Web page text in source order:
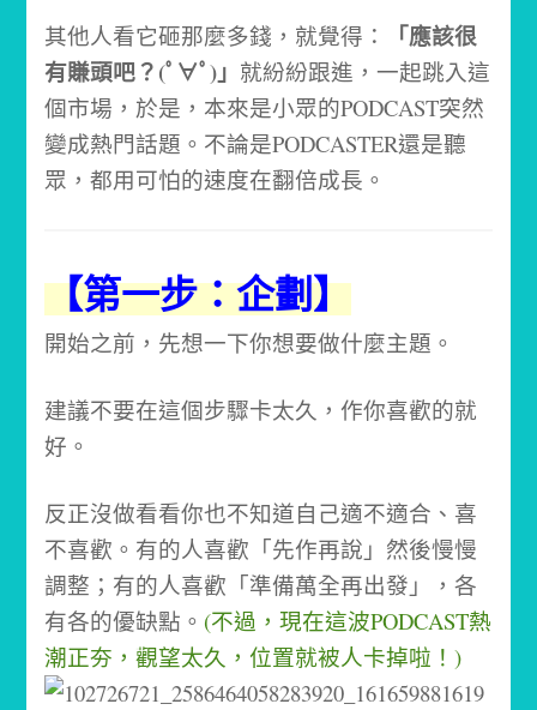
其他人看它砸那麼多錢，就覺得：
「應該很
有賺頭吧？(ﾟ∀ﾟ)」 就紛紛跟進，一起跳入這
個市場，於是，本來是小眾的PODCAST突然
變成熱門話題。不論是PODCASTER還是聽
眾，都用可怕的速度在翻倍成長。
【第一步：企劃】
開始之前，先想一下你想要做什麼主題。
建議不要在這個步驟卡太久，作你喜歡的就
好。
反正沒做看看你也不知道自己適不適合、喜
不喜歡。有的人喜歡「先作再說」然後慢慢
調整；有的人喜歡「準備萬全再出發」，各
有各的優缺點。 (不過，現在這波PODCAST熱
潮正夯，觀望太久，位置就被人卡掉啦！)